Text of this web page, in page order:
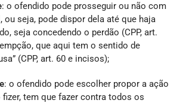
: o ofendido pode prosseguir ou não com
ou seja, pode dispor dela até que haja
seja concedendo o perdão (CPP, art.
que aqui tem o sentido de
(CPP, art. 60 e incisos);
: o ofendido pode escolher propor a ação
fizer, tem que fazer contra todos os